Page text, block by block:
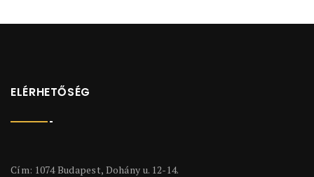
ELÉRHETŐSÉG
Cím: 1074 Budapest, Dohány u. 12-14.